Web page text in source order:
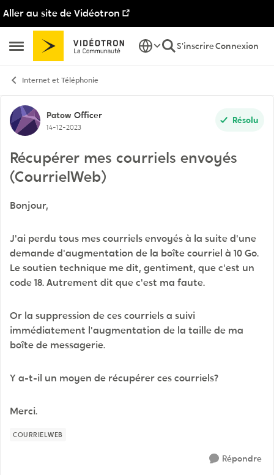
Aller au site de Vidéotron
Ouvrir Menu Latéral
Passer au contenu
S'inscrireConnexion
Internet et Téléphonie
Discussion de forum
Patow Officer
14-12-2023
Résolu
Récupérer mes courriels envoyés
(CourrielWeb)
Bonjour,
J'ai perdu tous mes courriels envoyés à la suite d'une
demande d'augmentation de la boîte courriel à 10 Go.
Le soutien technique me dit, gentiment, que c'est un
code 18. Autrement dit que c'est ma faute.
Or la suppression de ces courriels a suivi
immédiatement l'augmentation de la taille de ma
boîte de messagerie.
Y a-t-il un moyen de récupérer ces courriels?
Merci.
COURRIELWEB
Répondre